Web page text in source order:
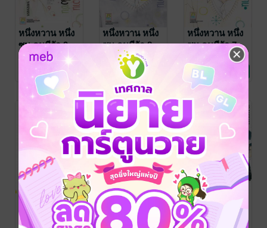
หนึ่งหวาน หนึ่ง
ซน คนมีรัก 9
IO SAKISAKA
/
Bongkoch
Publishing
การ์ตูนผู้หญิง
17 Rating
หนึ่งหวาน หนึ่ง
ซน คนมีรัก 8
IO SAKISAKA
Bongkoch
Publishing
การ์ตูนผู้หญิง
19 Rating
หนึ่งหวาน หนึ่ง
ซน คนมีรัก 7
IO SAKISAKA/
Bongkoch
Publishing
การ์ตูนผู้หญิง
15 Rating
หนึ่งหวาน หนึ่ง
ซน คนมีรัก 6
IO SAKISAKA/
หนึ่งหวาน หนึ่ง
ซน คนมีรัก 5
IO SAKISAKA
/
หนึ่งหวาน หนึ่ง
ซน คนมีรัก 4
IO SAKISAKA